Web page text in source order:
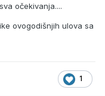
očekivanja....
ovogodišnjih ulova sa
1